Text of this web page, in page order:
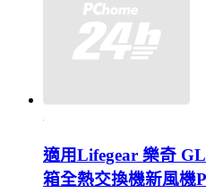
適用Lifegear 樂奇
箱全熱交換機新風機